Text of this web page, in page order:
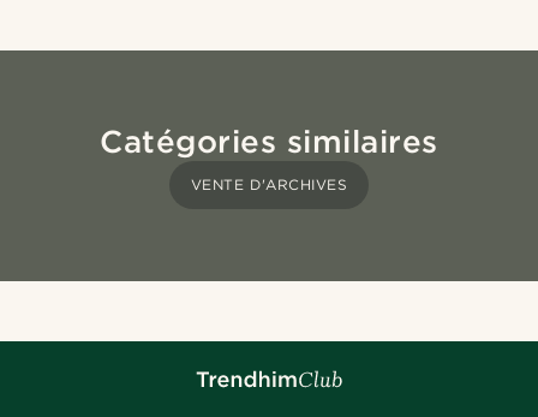
Catégories similaires
VENTE D'ARCHIVES